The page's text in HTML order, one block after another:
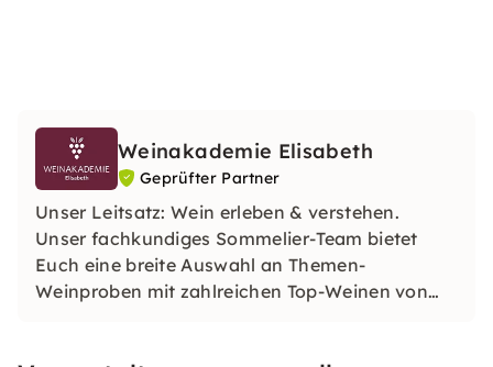
Weinakademie Elisabeth
Geprüfter Partner
Unser Leitsatz: Wein erleben & verstehen.
Unser fachkundiges Sommelier-Team bietet
Euch eine breite Auswahl an Themen-
Weinproben mit zahlreichen Top-Weinen von